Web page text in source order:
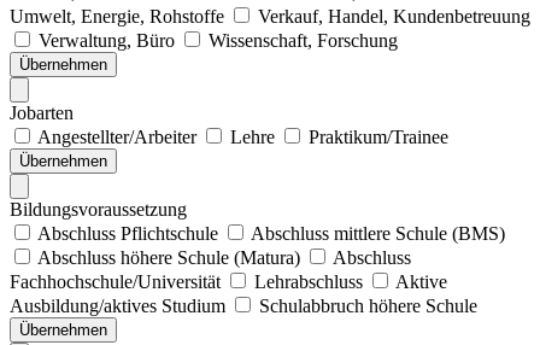
Umwelt, Energie, Rohstoffe
Verkauf, Handel, Kundenbetreuung
Verwaltung, Büro
Wissenschaft, Forschung
Übernehmen
Jobarten
Angestellter/Arbeiter
Lehre Praktikum/Trainee
Übernehmen
Bildungsvoraussetzung
Abschluss Pflichtschule
Abschluss mittlere Schule (BMS)
Abschluss höhere Schule (Matura)
Abschluss
Fachhochschule/Universität
Lehrabschluss
Aktive
Ausbildung/aktives Studium
Schulabbruch höhere Schule
Übernehmen